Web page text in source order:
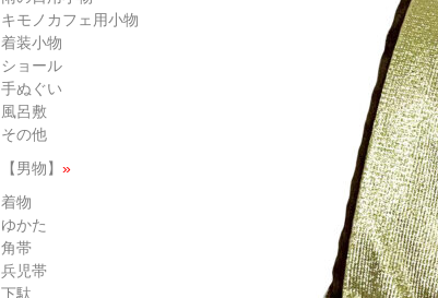
キモノカフェ用小物
着装小物
ショール
手ぬぐい
風呂敷
その他
【男物】 »
着物
ゆかた
角帯
兵児帯
下駄